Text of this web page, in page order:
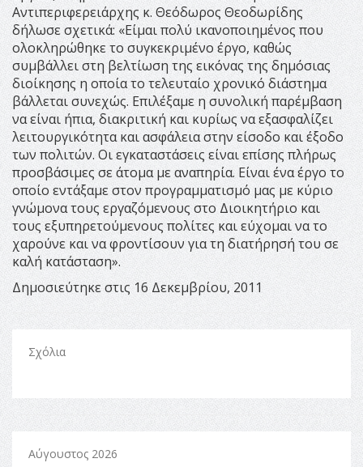
Αντιπεριφερειάρχης κ. Θεόδωρος Θεοδωρίδης
δήλωσε σχετικά: «Είμαι πολύ ικανοποιημένος που
ολοκληρώθηκε το συγκεκριμένο έργο, καθώς
συμβάλλει στη βελτίωση της εικόνας της δημόσιας
διοίκησης η οποία το τελευταίο χρονικό διάστημα
βάλλεται συνεχώς. Επιλέξαμε η συνολική παρέμβαση
να είναι ήπια, διακριτική και κυρίως να εξασφαλίζει
λειτουργικότητα και ασφάλεια στην είσοδο και έξοδο
των πολιτών. Οι εγκαταστάσεις είναι επίσης πλήρως
προσβάσιμες σε άτομα με αναπηρία. Είναι ένα έργο το
οποίο εντάξαμε στον προγραμματισμό μας με κύριο
γνώμονα τους εργαζόμενους στο Διοικητήριο και
τους εξυπηρετούμενους πολίτες και εύχομαι να το
χαρούνε και να φροντίσουν για τη διατήρησή του σε
καλή κατάσταση».
Δημοσιεύτηκε στις 16 Δεκεμβρίου, 2011
Σχόλια
Αύγουστος 2026